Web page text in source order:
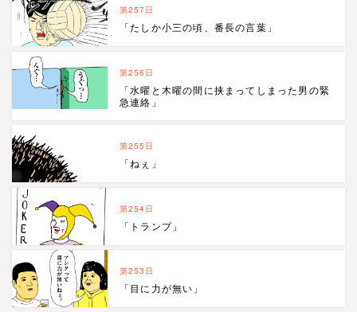
第257日
「たしか小三の頃、番長の言葉」
第256日
「水曜と木曜の間に挟まってしまった男の緊
急連絡」
第255日
「ねぇ」
第254日
「トランプ」
第253日
「目に力が無い」